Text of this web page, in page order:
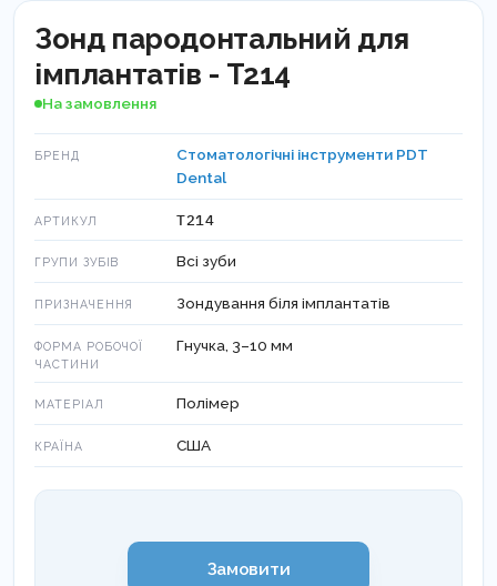
Зонд пародонтальний для
імплантатів - T214
На замовлення
БРЕНД
Стоматологічні інструменти PDT
Dental
АРТИКУЛ T214
ГРУПИ ЗУБІВ Всі зуби
ПРИЗНАЧЕННЯ Зондування біля імплантатів
ФОРМА РОБОЧОЇ
ЧАСТИНИ
Гнучка, 3–10 мм
МАТЕРІАЛ Полімер
КРАЇНА США
Замовити